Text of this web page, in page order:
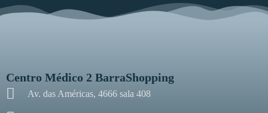
Centro Médico 2 BarraShopping
Av. das Américas, 4666 sala 408